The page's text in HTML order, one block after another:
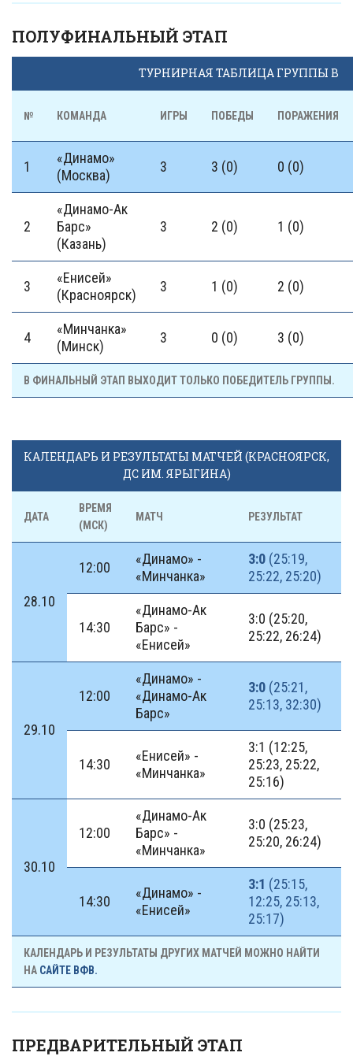
ПОЛУФИНАЛЬНЫЙ ЭТАП
ТУРНИРНАЯ ТАБЛИЦА ГРУППЫ В
№ КОМАНДА ИГРЫ ПОБЕДЫ ПОРАЖЕНИЯ
1
«Динамо»
(Москва)
3 3 (0) 0 (0)
2
«Динамо-Ак
Барс»
(Казань)
3 2 (0) 1 (0)
3
«Енисей»
(Красноярск)
3 1 (0) 2 (0)
4
«Минчанка»
(Минск)
3 0 (0) 3 (0)
В ФИНАЛЬНЫЙ ЭТАП ВЫХОДИТ ТОЛЬКО ПОБЕДИТЕЛЬ ГРУППЫ.
КАЛЕНДАРЬ И РЕЗУЛЬТАТЫ МАТЧЕЙ (КРАСНОЯРСК,
ДС ИМ. ЯРЫГИНА)
ДАТА
ВРЕМЯ
(МСК)
МАТЧ РЕЗУЛЬТАТ
28.10
12:00
«Динамо» -
«Минчанка»
3:0 (25:19,
25:22, 25:20)
14:30
«Динамо-Ак
Барс» -
«Енисей»
3:0 (25:20,
25:22, 26:24)
29.10
12:00
«Динамо» -
«Динамо-Ак
Барс»
3:0 (25:21,
25:13, 32:30)
14:30
«Енисей» -
«Минчанка»
3:1 (12:25,
25:23, 25:22,
25:16)
30.10
12:00
«Динамо-Ак
Барс» -
«Минчанка»
3:0 (25:23,
25:20, 26:24)
14:30
«Динамо» -
«Енисей»
3:1 (25:15,
12:25, 25:13,
25:17)
КАЛЕНДАРЬ И РЕЗУЛЬТАТЫ ДРУГИХ МАТЧЕЙ МОЖНО НАЙТИ
НА САЙТЕ ВФВ.
ПРЕДВАРИТЕЛЬНЫЙ ЭТАП